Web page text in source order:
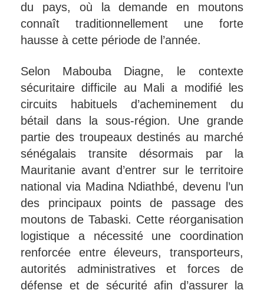
du pays, où la demande en moutons
connaît traditionnellement une forte
hausse à cette période de l’année.
Selon Mabouba Diagne, le contexte
sécuritaire difficile au Mali a modifié les
circuits habituels d’acheminement du
bétail dans la sous-région. Une grande
partie des troupeaux destinés au marché
sénégalais transite désormais par la
Mauritanie avant d’entrer sur le territoire
national via Madina Ndiathbé, devenu l’un
des principaux points de passage des
moutons de Tabaski. Cette réorganisation
logistique a nécessité une coordination
renforcée entre éleveurs, transporteurs,
autorités administratives et forces de
défense et de sécurité afin d’assurer la